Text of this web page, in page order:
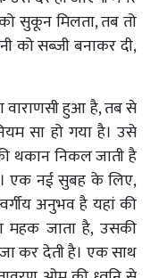
सुकून मिलता,तब तो
को सब्जी बनाकर दी,
वाराणसी हुआ है,तब से
सा हो गया है। उसे
थकान निकल जाती है
एक नई सुबह के लिए,
अनुभव है यहां की
महक जाता है,उसकी
कर देती है। एक साथ